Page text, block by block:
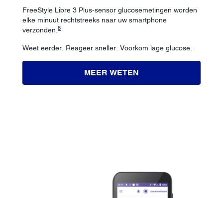
FreeStyle Libre 3 Plus-sensor glucosemetingen worden
elke minuut rechtstreeks naar uw smartphone
verzonden. 8
Weet eerder. Reageer sneller. Voorkom lage glucose.
MEER WETEN